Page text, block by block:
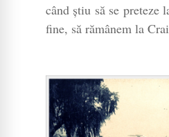
când știu să se preteze
fine, să rămânem la